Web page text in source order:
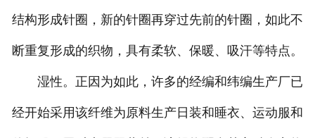
结构形成针圈，新的针圈再穿过先前的针圈，如此不
断重复形成的织物，具有柔软、保暖、吸汗等特点。
湿性。正因为如此，许多的经编和纬编生产厂已
经开始采用该纤维为原料生产日装和睡衣、运动服和